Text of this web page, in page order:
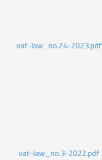
vat-law_no.24-2023.pdf
vat-law_no.3-2022.pdf